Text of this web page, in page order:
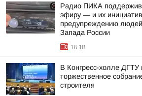
Радио ПИКА
эфиру — и их
предупреждению
Запада России
18:18
В Конгресс-холле
торжественное
строителя